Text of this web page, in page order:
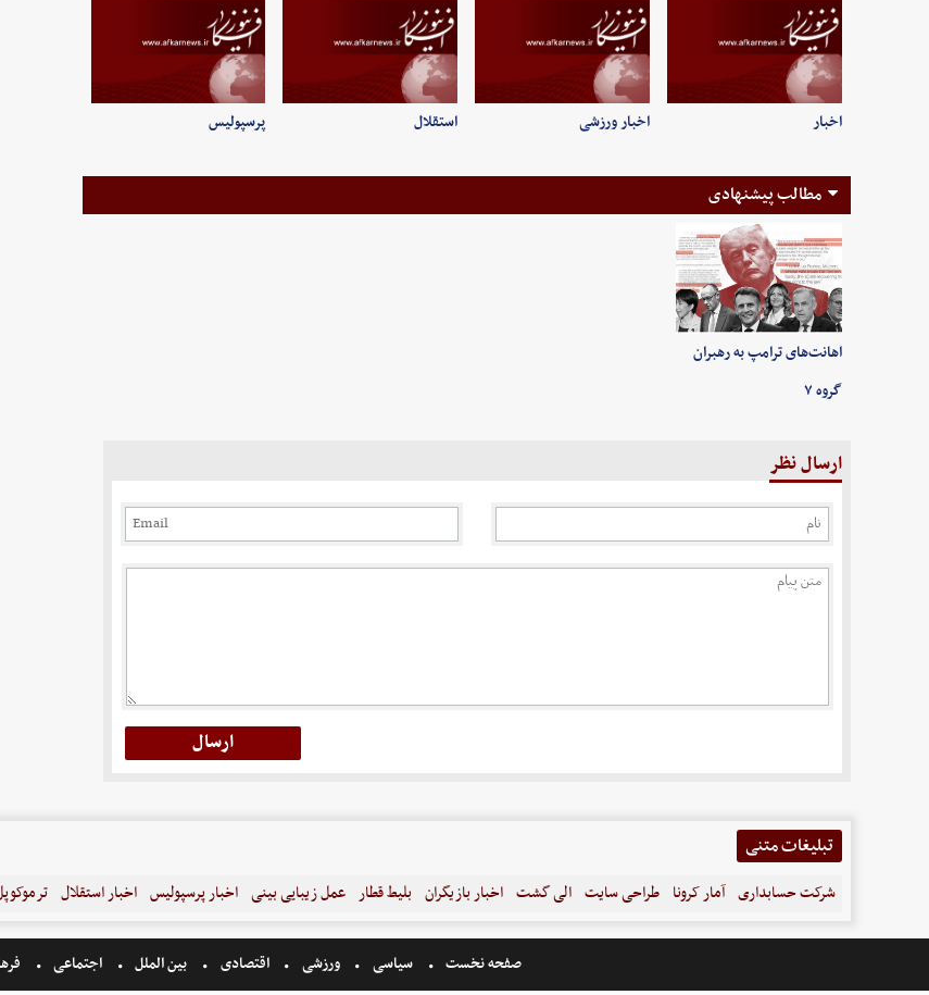
اخبار اخبار ورزشی استقلال پرسپولیس
مطالب پیشنهادی
اهانت‌های ترامپ به رهبران
گروه ۷
ارسال نظر
تبلیغات متنی
شرکت حسابداری آمار کرونا طراحی سایت الی گشت اخبار بازیگران بلیط قطار عمل زیبایی بینی اخبار پرسپولیس اخبار استقلال
صفحه نخست سیاسی ورزشی اقتصادی بین الملل اجتماعی